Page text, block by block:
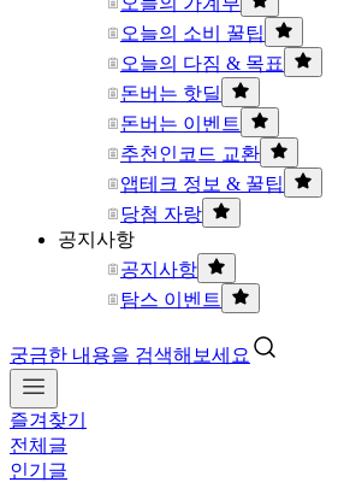
오늘의 소비 꿀팁
오늘의 다짐 & 목표
돈버는 핫딜
돈버는 이벤트
추천인코드 교환
앱테크 정보 & 꿀팁
당첨 자랑
공지사항
공지사항
탐스 이벤트
궁금한 내용을 검색해보세요
즐겨찾기
전체글
인기글